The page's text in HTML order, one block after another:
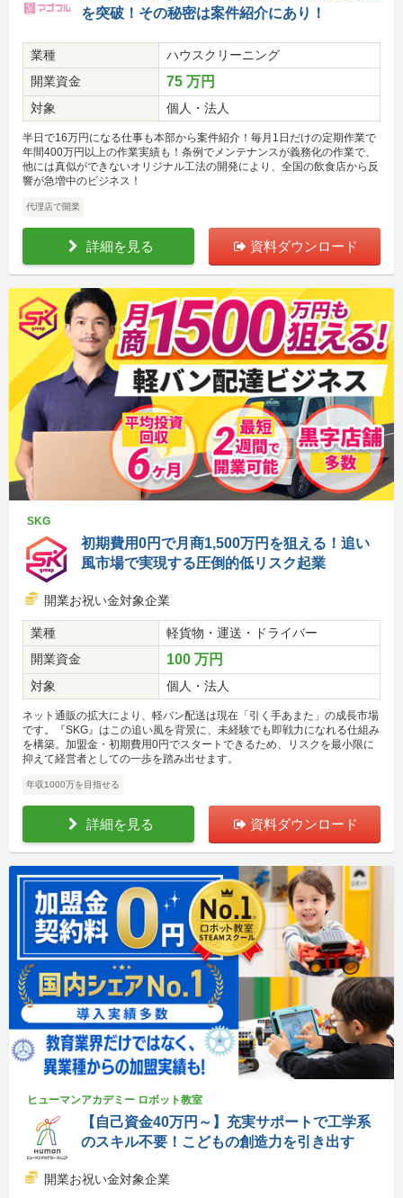
を突破！その秘密は案件紹介にあり！
業種
ハウスクリーニング
開業資金
75 万円
対象 個人・法人
半日で16万円になる仕事も本部から案件紹介！毎月1日だけの定期作業で
年間400万円以上の作業実績も！条例でメンテナンスが義務化の作業で、
他には真似ができないオリジナル工法の開発により、全国の飲食店から反
響が急増中のビジネス！
代理店で開業
詳細を見る 資料ダウンロード
SKG
初期費用0円で月商1,500万円を狙える！追い
風市場で実現する圧倒的低リスク起業
開業お祝い金対象企業
業種
軽貨物・運送・ドライバー
開業資金
100 万円
対象 個人・法人
ネット通販の拡大により、軽バン配送は現在「引く手あまた」の成長市場
です。『SKG』はこの追い風を背景に、未経験でも即戦力になれる仕組み
を構築。加盟金・初期費用0円でスタートできるため、リスクを最小限に
抑えて経営者としての一歩を踏み出せます。
年収1000万を目指せる
詳細を見る 資料ダウンロード
ヒューマンアカデミー ロボット教室
【自己資金40万円～】充実サポートで工学系
のスキル不要！こどもの創造力を引き出す
開業お祝い金対象企業